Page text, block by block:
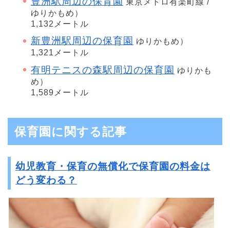
ゆりかもめ）
1,132メートル
新豊洲駅周辺の保育園 ゆりかもめ）
1,321メートル
有明テニスの森駅周辺の保育園 ゆりかも
め）
1,589メートル
保育園に関する記事
幼児教育・保育の無償化で保育園の料金は
どう変わる？